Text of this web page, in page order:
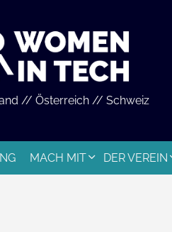
// Österreich // Schweiz
MACH MIT DER VEREIN